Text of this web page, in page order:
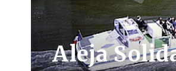
Aleja